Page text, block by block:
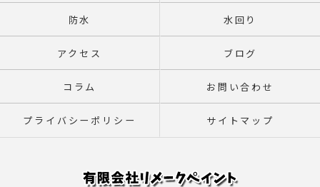
防水 水回り
アクセス ブログ
コラム お問い合わせ
プライバシーポリシー サイトマップ